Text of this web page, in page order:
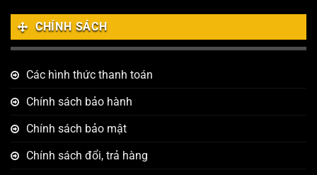
CHÍNH SÁCH
Các hình thức thanh toán
Chính sách bảo hành
Chính sách bảo mật
Chính sách đổi, trả hàng